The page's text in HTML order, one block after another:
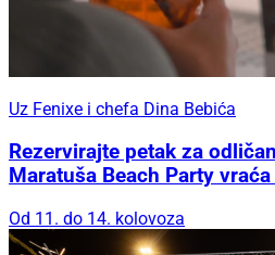
Uz Fenixe i chefa Dina Bebića
Rezervirajte petak za
Maratuša Beach Party
Od 11. do 14. kolovoza